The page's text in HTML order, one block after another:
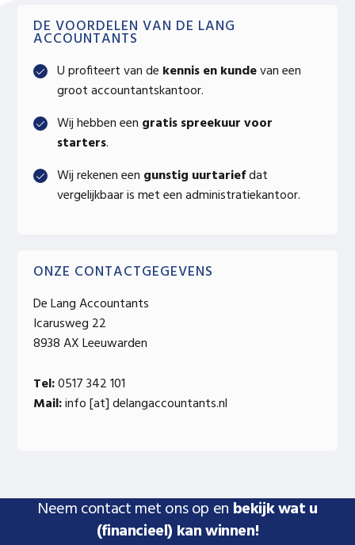
Primary
Sidebar
DE VOORDELEN VAN DE LANG
ACCOUNTANTS
U profiteert van de kennis en kundevan een
groot accountantskantoor.
Wij hebben een gratis spreekuur voor
starters.
Wij rekenen een gunstig uurtariefdat
vergelijkbaar is met een administratiekantoor.
ONZE CONTACTGEGEVENS
De Lang Accountants
Icarusweg 22
8938 AX Leeuwarden
Tel:0517 342 101
Mail:info [at] delangaccountants.nl
Neem contact met ons op en bekijk wat u
(financieel) kan winnen!